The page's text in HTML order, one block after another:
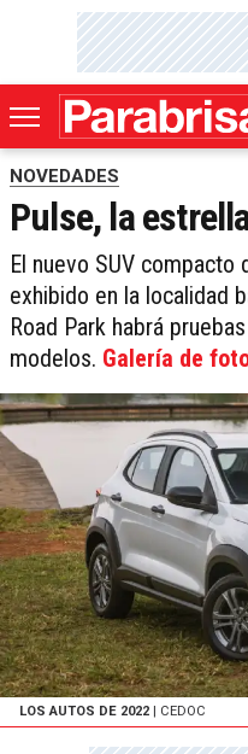
NOVEDADES
Pulse, la
El nuevo SUV compacto
exhibido en la localidad
Road Park habrá
modelos. Galería de
LOS AUTOS DE 2022 | CEDOC